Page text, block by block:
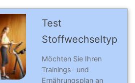
Test
Stoffwechseltyp
Möchten Sie Ihren
Trainings- und
Ernährungsplan an